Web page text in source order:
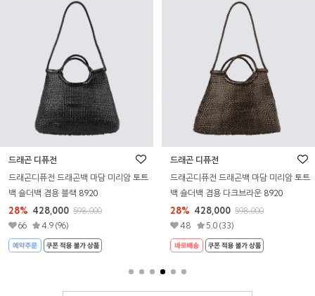
드래곤 디퓨전
드래곤디퓨전 드래곤백 트리플 점프 스몰
탄 8811
28% 380,880 529,000
68
4.9 (1,084)
드래곤 디퓨전
드래곤디퓨전 드래곤백 트리플 점프 스몰
다크브라운 8811
28% 380,880 529,000
142
4.9 (2,702)